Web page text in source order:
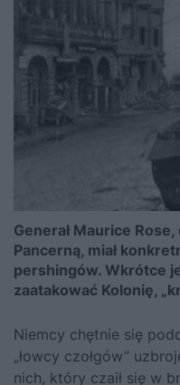
Generał Maurice
Pancerną, miał
pershingów. Wkrótce
zaatakować Kolonię,
Niemcy chętnie się
„łowcy czołgów”
nich, który czaił się w